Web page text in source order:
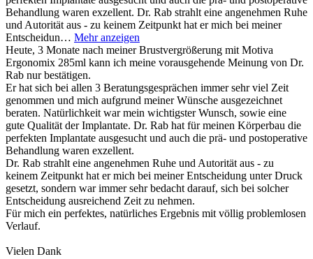
Behandlung waren exzellent. Dr. Rab strahlt eine angenehmen Ruhe
und Autorität aus - zu keinem Zeitpunkt hat er mich bei meiner
Entscheidun… Mehr anzeigen
Heute, 3 Monate nach meiner Brustvergrößerung mit Motiva
Ergonomix 285ml kann ich meine vorausgehende Meinung von Dr.
Rab nur bestätigen.
Er hat sich bei allen 3 Beratungsgesprächen immer sehr viel Zeit
genommen und mich aufgrund meiner Wünsche ausgezeichnet
beraten. Natürlichkeit war mein wichtigster Wunsch, sowie eine
gute Qualität der Implantate. Dr. Rab hat für meinen Körperbau die
perfekten Implantate ausgesucht und auch die prä- und postoperative
Behandlung waren exzellent.
Dr. Rab strahlt eine angenehmen Ruhe und Autorität aus - zu
keinem Zeitpunkt hat er mich bei meiner Entscheidung unter Druck
gesetzt, sondern war immer sehr bedacht darauf, sich bei solcher
Entscheidung ausreichend Zeit zu nehmen.
Für mich ein perfektes, natürliches Ergebnis mit völlig problemlosen
Verlauf.
Vielen Dank